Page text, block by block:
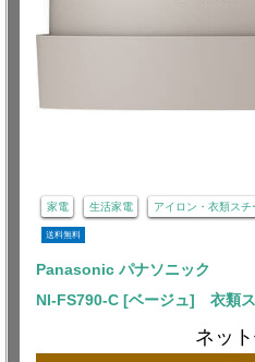
家電 生活家電 アイロン・衣類スチ
送料無料
Panasonic パナソニック
NI-FS790-C [ベージュ] 衣類
ネット